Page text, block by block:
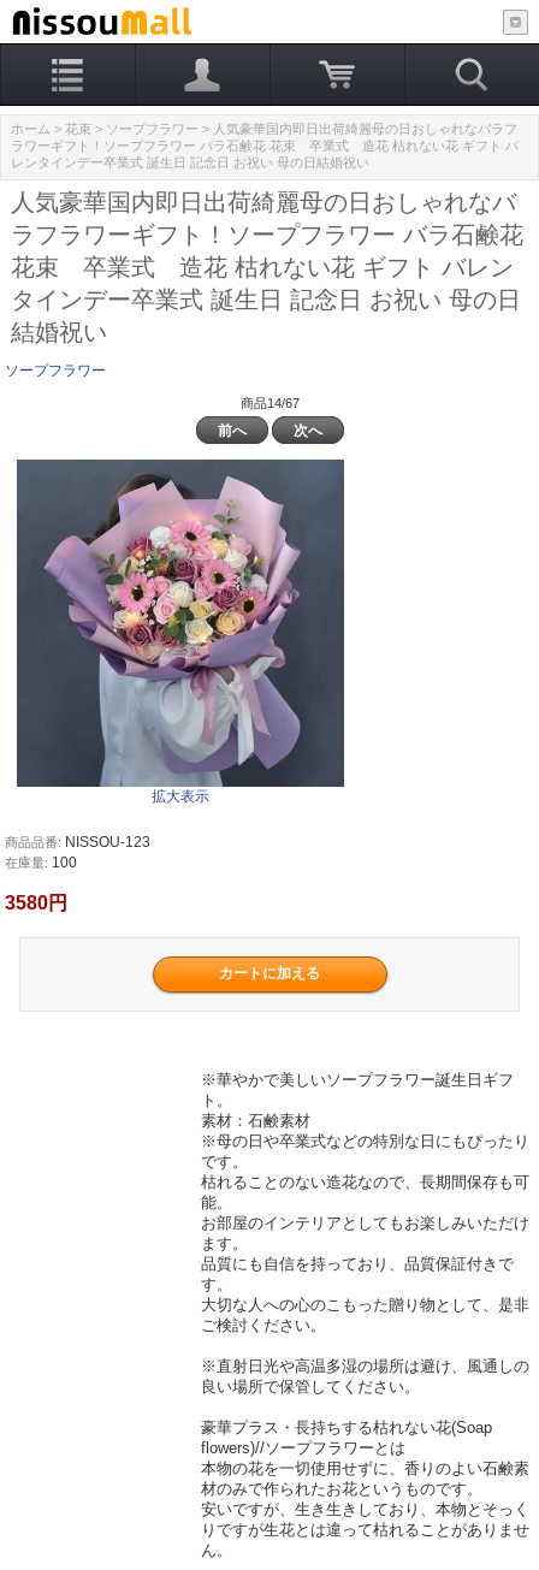
ホーム > 花束 > ソープフラワー > 人気豪華国内即日出荷綺麗母の日おしゃれなバラフ
ラワーギフト！ソープフラワー バラ石鹸花 花束 卒業式 造花 枯れない花 ギフト バ
レンタインデー卒業式 誕生日 記念日 お祝い 母の日結婚祝い
人気豪華国内即日出荷綺麗母の日おしゃれなバ
ラフラワーギフト！ソープフラワー バラ石鹸花
花束 卒業式 造花 枯れない花 ギフト バレン
タインデー卒業式 誕生日 記念日 お祝い 母の日
結婚祝い
ソープフラワー
商品14/67
前へ 次へ
拡大表示
商品品番: NISSOU-123
在庫量: 100
3580円
※華やかで美しいソープフラワー誕生日ギフ
ト。
素材：石鹸素材
※母の日や卒業式などの特別な日にもぴったり
です。
枯れることのない造花なので、長期間保存も可
能。
お部屋のインテリアとしてもお楽しみいただけ
ます。
品質にも自信を持っており、品質保証付きで
す。
大切な人への心のこもった贈り物として、是非
ご検討ください。
※直射日光や高温多湿の場所は避け、風通しの
良い場所で保管してください。
豪華プラス・長持ちする枯れない花(Soap
flowers)//ソープフラワーとは
本物の花を一切使用せずに、香りのよい石鹸素
材のみで作られたお花というものです。
安いですが、生き生きしており、本物とそっく
りですが生花とは違って枯れることがありませ
ん。